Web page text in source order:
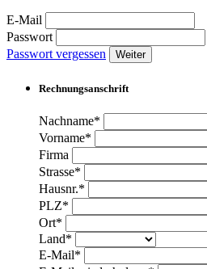
E-Mail
Passwort
Passwort vergessen
Weiter
Rechnungsanschrift
Nachname*
Vorname*
Firma
Strasse*
Hausnr.*
PLZ*
Ort*
Land*
E-Mail*